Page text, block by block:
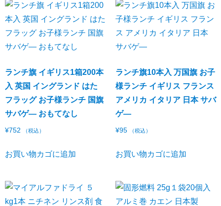
ランチ旗 イギリス1箱200本
入 英国 イングランド はた
フラッグ お子様ランチ 国旗
サバゲ― おもてなし
¥752 （税込）
お買い物カゴに追加
ランチ旗10本入 万国旗 お子
様ランチ イギリス フランス
アメリカ イタリア 日本 サバ
ゲ―
¥95 （税込）
お買い物カゴに追加